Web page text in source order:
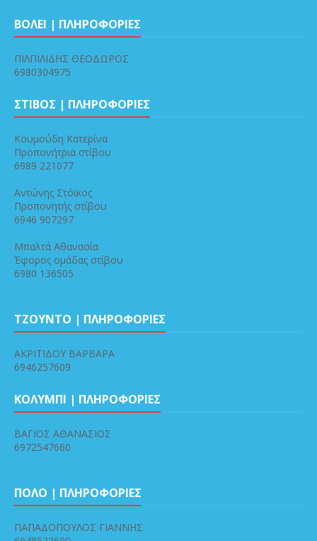
ΒΟΛΕΙ | ΠΛΗΡΟΦΟΡΙΕΣ
ΠΙΛΠΙΛΙΔΗΣ ΘΕΟΔΩΡΟΣ
6980304975
ΣΤΙΒΟΣ | ΠΛΗΡΟΦΟΡΙΕΣ
Κουμούδη Κατερίνα
Προπονήτρια στίβου
6989 221077
Αντώνης Στόϊκος
Προπονητής στίβου
6946 907297
Μπαλτά Αθανασία
Έφορος ομάδας στίβου
6980 136505
ΤΖΟΥΝΤΟ | ΠΛΗΡΟΦΟΡΙΕΣ
ΑΚΡΙΤΙΔΟΥ ΒΑΡΒΑΡΑ
6946257609
ΚΟΛΥΜΠΙ | ΠΛΗΡΟΦΟΡΙΕΣ
ΒΑΓΙΟΣ ΑΘΑΝΑΣΙΟΣ
6972547660
ΠΟΛΟ | ΠΛΗΡΟΦΟΡΙΕΣ
ΠΑΠΑΔΟΠΟΥΛΟΣ ΓΙΑΝΝΗΣ